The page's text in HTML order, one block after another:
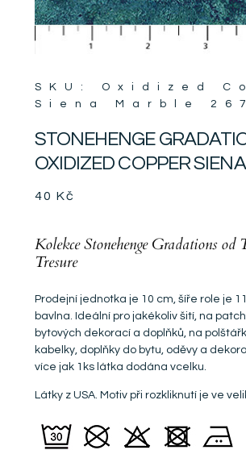
SKU: Oxidized
Siena Marble
STONEHENGE
OXIDIZED COPPER
40 Kč
Kolekce Stonehenge Gradations od
Tresure
Prodejní jednotka je 10 cm, šíře role je
bavlna. Ideální pro jakékoliv šití, na
bytových dekorací a doplňků, na
kabelky, doplňky do bytu, oděvy a
více jak 1ks látka dodána vcelku.
Látky z USA. Motiv při rozkliknutí je ve